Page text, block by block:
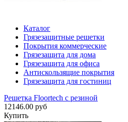
Каталог
Грязезащитные решетки
Покрытия коммерческие
Грязезащита для дома
Грязезащита для офиса
Антискользящие покрытия
Грязезащита для гостиниц
Решетка Floortech с резиной
12146.00 руб
Купить